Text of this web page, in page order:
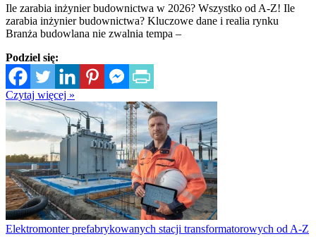
Ile zarabia inżynier budownictwa w 2026? Wszystko od A-Z! Ile
zarabia inżynier budownictwa? Kluczowe dane i realia rynku
Branża budowlana nie zwalnia tempa –
Podziel się:
Czytaj więcej »
Elektromonter prefabrykowanych stacji transformatorowych od A-Z